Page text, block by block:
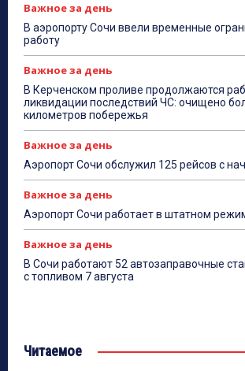
Важное за день
В аэропорту Сочи ввели временные
работу
Важное за день
В Керченском проливе продолжаются
ликвидации последствий ЧС: очищено
километров побережья
Важное за день
Аэропорт Сочи обслужил 125 рейсов с
Важное за день
Аэропорт Сочи работает в штатном
Важное за день
В Сочи работают 52 автозаправочные
с топливом 7 августа
Читаемое